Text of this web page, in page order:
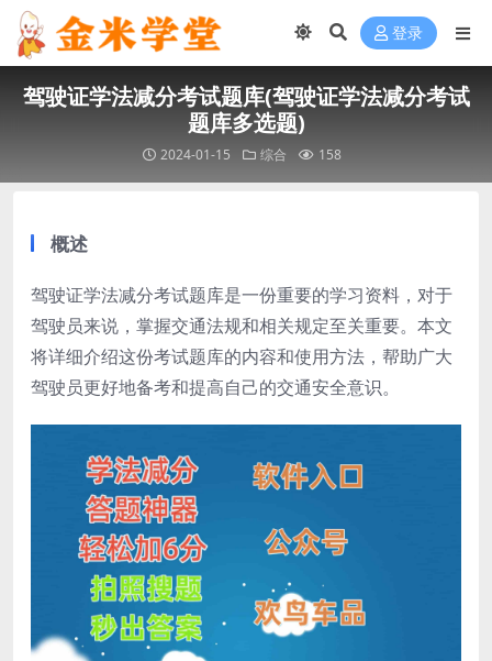
登录
驾驶证学法减分考试题库(驾驶证学法减分考试
题库多选题)
2024-01-15 综合 158
概述
驾驶证学法减分考试题库是一份重要的学习资料，对于
驾驶员来说，掌握交通法规和相关规定至关重要。本文
将详细介绍这份考试题库的内容和使用方法，帮助广大
驾驶员更好地备考和提高自己的交通安全意识。